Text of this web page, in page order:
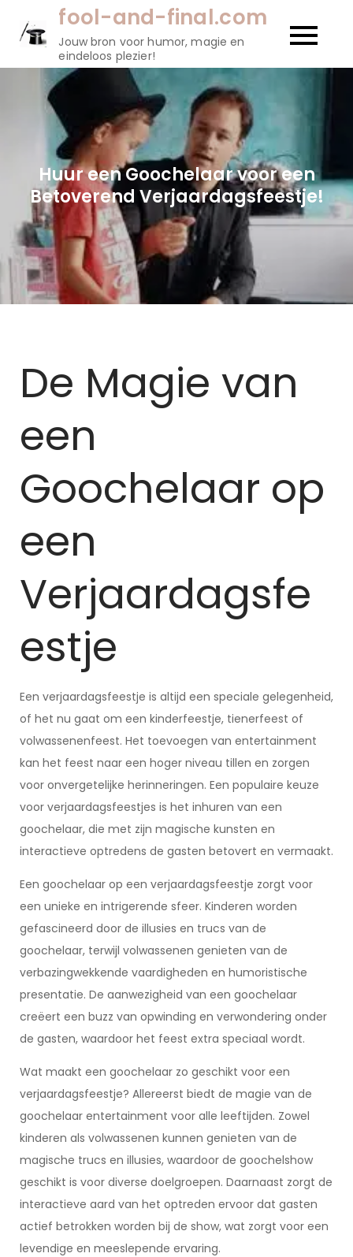
fool-and-final.com
Jouw bron voor humor, magie en
eindeloos plezier!
Huur een Goochelaar voor een
Betoverend Verjaardagsfeestje!
De Magie van
een
Goochelaar op
een
Verjaardagsfe
estje
Een verjaardagsfeestje is altijd een speciale gelegenheid,
of het nu gaat om een kinderfeestje, tienerfeest of
volwassenenfeest. Het toevoegen van entertainment
kan het feest naar een hoger niveau tillen en zorgen
voor onvergetelijke herinneringen. Een populaire keuze
voor verjaardagsfeestjes is het inhuren van een
goochelaar, die met zijn magische kunsten en
interactieve optredens de gasten betovert en vermaakt.
Een goochelaar op een verjaardagsfeestje zorgt voor
een unieke en intrigerende sfeer. Kinderen worden
gefascineerd door de illusies en trucs van de
goochelaar, terwijl volwassenen genieten van de
verbazingwekkende vaardigheden en humoristische
presentatie. De aanwezigheid van een goochelaar
creëert een buzz van opwinding en verwondering onder
de gasten, waardoor het feest extra speciaal wordt.
Wat maakt een goochelaar zo geschikt voor een
verjaardagsfeestje? Allereerst biedt de magie van de
goochelaar entertainment voor alle leeftijden. Zowel
kinderen als volwassenen kunnen genieten van de
magische trucs en illusies, waardoor de goochelshow
geschikt is voor diverse doelgroepen. Daarnaast zorgt de
interactieve aard van het optreden ervoor dat gasten
actief betrokken worden bij de show, wat zorgt voor een
levendige en meeslepende ervaring.